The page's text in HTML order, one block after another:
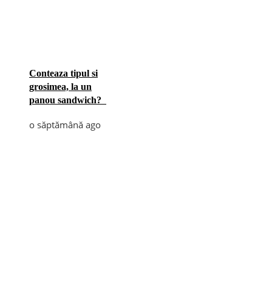
Conteaza tipul si
grosimea, la un
panou sandwich?
o săptămână ago